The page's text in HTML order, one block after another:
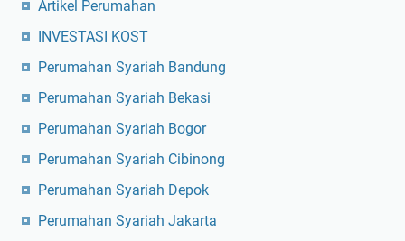
Artikel Perumahan
INVESTASI KOST
Perumahan Syariah Bandung
Perumahan Syariah Bekasi
Perumahan Syariah Bogor
Perumahan Syariah Cibinong
Perumahan Syariah Depok
Perumahan Syariah Jakarta